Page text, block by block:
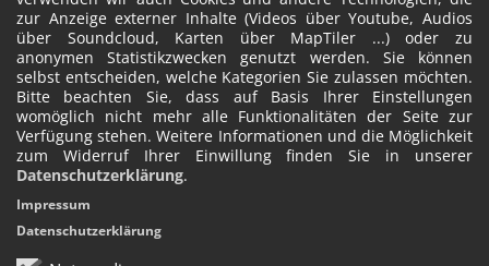
zur Anzeige externer Inhalte (Videos über Youtube, Audios
über Soundcloud, Karten über MapTiler ...) oder zu
anonymen Statistikzwecken genutzt werden. Sie können
selbst entscheiden, welche Kategorien Sie zulassen möchten.
Bitte beachten Sie, dass auf Basis Ihrer Einstellungen
womöglich nicht mehr alle Funktionalitäten der Seite zur
Verfügung stehen. Weitere Informationen und die Möglichkeit
zum Widerruf Ihrer Einwillung finden Sie in unserer
Datenschutzerklärung.
Impressum
Datenschutzerklärung